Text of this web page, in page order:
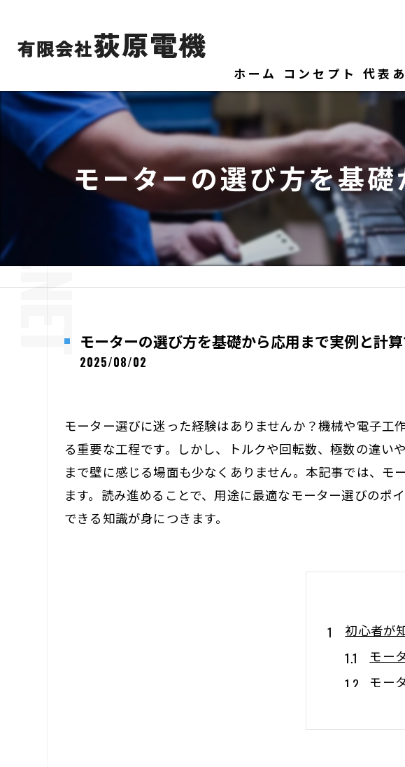
ホーム コンセプト 代表
モーターの選び方を基
モーターの選び方を基礎から応用まで実例と計
2025/08/02
モーター選びに迷った経験はありませんか？機械や電子
る重要な工程です。しかし、トルクや回転数、極数の違い
まで壁に感じる場面も少なくありません。本記事では、
ます。読み進めることで、用途に最適なモーター選びのポ
できる知識が身につきます。
初心者が
モー
モー
初
用途